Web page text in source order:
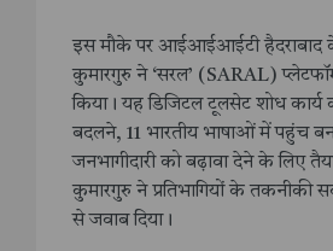
इस मौके पर आईआईआईटी हैदराबाद के
कुमारगुरु ने ‘सरल’ (SARAL)
किया। यह डिजिटल टूलसेट शोध कार्य
बदलने, 11 भारतीय भाषाओं में पहुंच
जनभागीदारी को बढ़ावा देने के लिए
कुमारगुरु ने प्रतिभागियों के तकनीकी
से जवाब दिया।